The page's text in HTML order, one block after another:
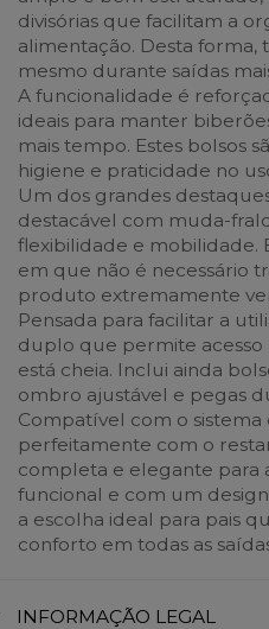
divisórias que facilitam a
alimentação. Desta
mesmo durante saídas
A funcionalidade é
ideais para manter
mais tempo. Estes bolsos
higiene e praticidade no
Um dos grandes
destacável com muda-
flexibilidade e mobilidade.
em que não é necessário
produto extremamente
Pensada para facilitar a
duplo que permite acesso
está cheia. Inclui ainda
ombro ajustável e pegas
Compatível com o
perfeitamente com o
completa e elegante para
funcional e com um
a escolha ideal para pais
conforto em todas as
INFORMAÇÃO LEGAL